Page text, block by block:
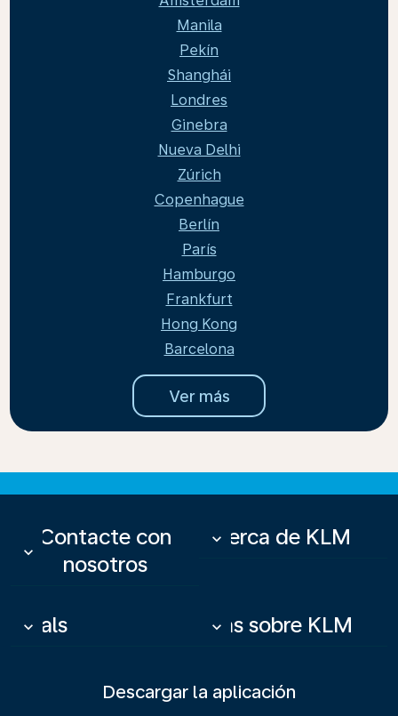
Manila
Pekín
Shanghái
Londres
Ginebra
Nueva Delhi
Zúrich
Copenhague
Berlín
París
Hamburgo
Frankfurt
Hong Kong
Barcelona
Ver más
Contacte con
nosotros
keyboard_arrow_down
Acerca de KLM
keyboard_arrow_down
Deals
keyboard_arrow_down Más sobre KLM
keyboard_arrow_down
Descargar la aplicación